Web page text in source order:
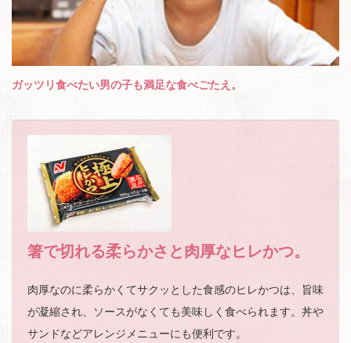
ガッツリ食べたい男の子も満足な食べごたえ。
箸で切れる柔らかさと肉厚なヒレかつ。
肉厚なのに柔らかくてサクッとした食感のヒレかつは、旨味
が凝縮され、ソースがなくても美味しく食べられます。丼や
サンドなどアレンジメニューにも便利です。